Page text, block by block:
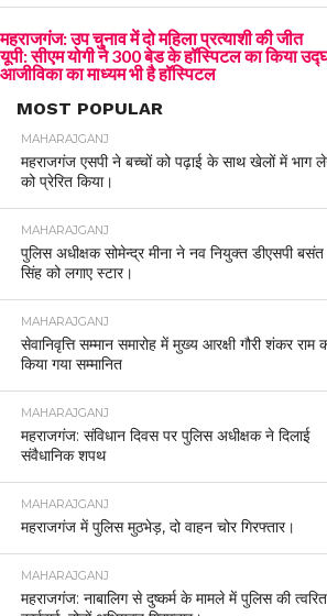
महराजगंज: उप चुनाव में दो महिला प्रत्याशी की जीत
यूपी: सीएम योगी ने 300 बेड के हॉस्पिटल का किया
आजीविका का माध्यम भी है हॉस्पिटल
MOST POPULAR
MAHARAJGANJ
महराजगंज एसपी ने बच्चों को पढ़ाई के साथ खेलों में भाग
को प्रेरित किया।
MAHARAJGANJ
पुलिस अधीक्षक सोमेन्द्र मीना ने नव नियुक्त डीएसपी बसंत
सिंह को लगाए स्टार।
MAHARAJGANJ
सेवानिवृत्ति सम्मान समारोह में मुख्य आरक्षी गौरी शंकर राम
किया गया सम्मानित
MAHARAJGANJ
महराजगंज: संविधान दिवस पर पुलिस अधीक्षक ने दिलाई
संवैधानिक शपथ
MAHARAJGANJ
महराजगंज में पुलिस मुठभेड़, दो वाहन चोर गिरफ्तार।
MAHARAJGANJ
महराजगंज: नाबालिग से दुष्कर्म के मामले में पुलिस की त्वरित